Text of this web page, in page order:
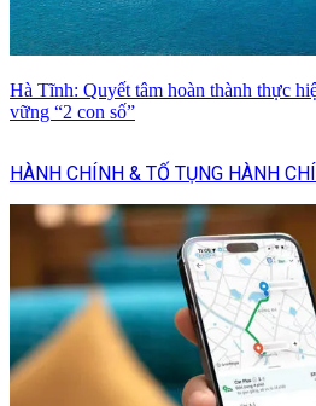
Hà Tĩnh: Quyết tâm hoàn thành thực
vững “2 con số”
HÀNH CHÍNH & TỐ TỤNG HÀNH